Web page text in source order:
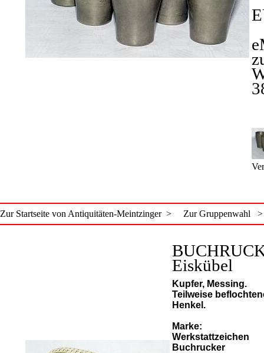
Zur Startseite von Antiquitäten-Meintzinger > Zur Gruppenwahl >
Eiskübel
Kupfer, Messing.
Teilweise
Henkel.
Marke:
Werkstattzeichen
Buchrucker